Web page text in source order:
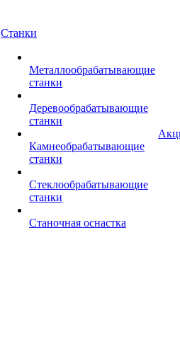
Станки
Металлообрабатывающие
станки
Деревообрабатывающие
станки
Камнеобрабатывающие
станки
Стеклообрабатывающие
станки
Станочная оснастка